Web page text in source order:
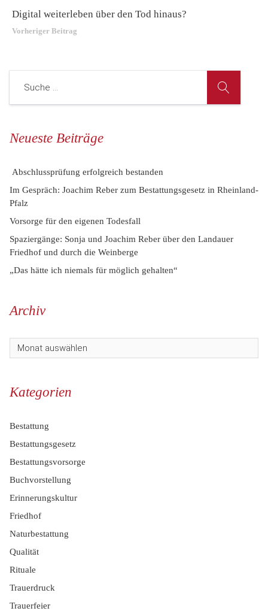
Digital weiterleben über den Tod hinaus?
Vorheriger Beitrag
Neueste Beiträge
Abschlussprüfung erfolgreich bestanden
Im Gespräch: Joachim Reber zum Bestattungsgesetz in Rheinland-
Pfalz
Vorsorge für den eigenen Todesfall
Spaziergänge: Sonja und Joachim Reber über den Landauer
Friedhof und durch die Weinberge
„Das hätte ich niemals für möglich gehalten“
Archiv
Kategorien
Bestattung
Bestattungsgesetz
Bestattungsvorsorge
Buchvorstellung
Erinnerungskultur
Friedhof
Naturbestattung
Qualität
Rituale
Trauerdruck
Trauerfeier